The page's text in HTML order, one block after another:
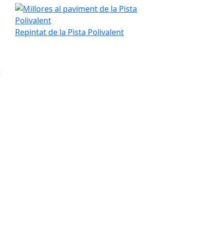
Millores al paviment de la Pista Polivalent
Repintat de la Pista Polivalent